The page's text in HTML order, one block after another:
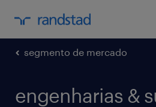
segmento de mercado
engenharias &